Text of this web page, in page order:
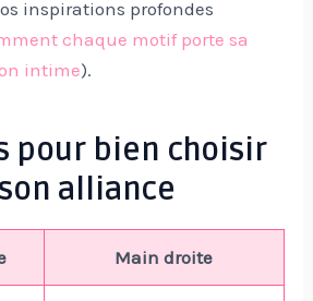
inspirations profondes
chaque motif porte sa
intime).
pour bien choisir
alliance
Main droite